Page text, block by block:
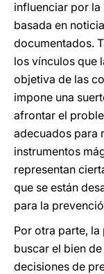
influenciar por
basada en
documentados.
los vínculos que
objetiva de las
impone una
afrontar el
adecuados para
instrumentos
representan
que se están
para la
Por otra parte,
buscar el bien
decisiones de